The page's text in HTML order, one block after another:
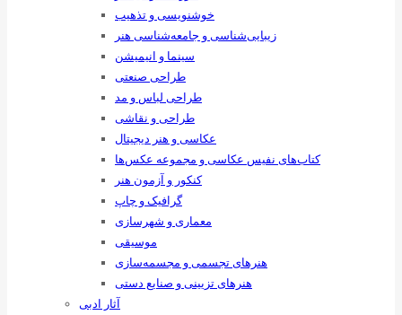
خوشنویسی و تذهیب
زیبایی‌شناسی و جامعه‌شناسی هنر
سینما و انیمیشن
طراحی صنعتی
طراحی لباس و مد
طراحی و نقاشی
عکاسی و هنر دیجیتال
کتاب‌های نفیس عکاسی و مجموعه عکس‌ها
کنکور و آزمون هنر
گرافیک و چاپ
معماری و شهرسازی
موسیقی
هنرهای ‌تجسمی و مجسمه‌سازی
هنرهای تزیینی و صنایع ‌دستی
آثار ادبی